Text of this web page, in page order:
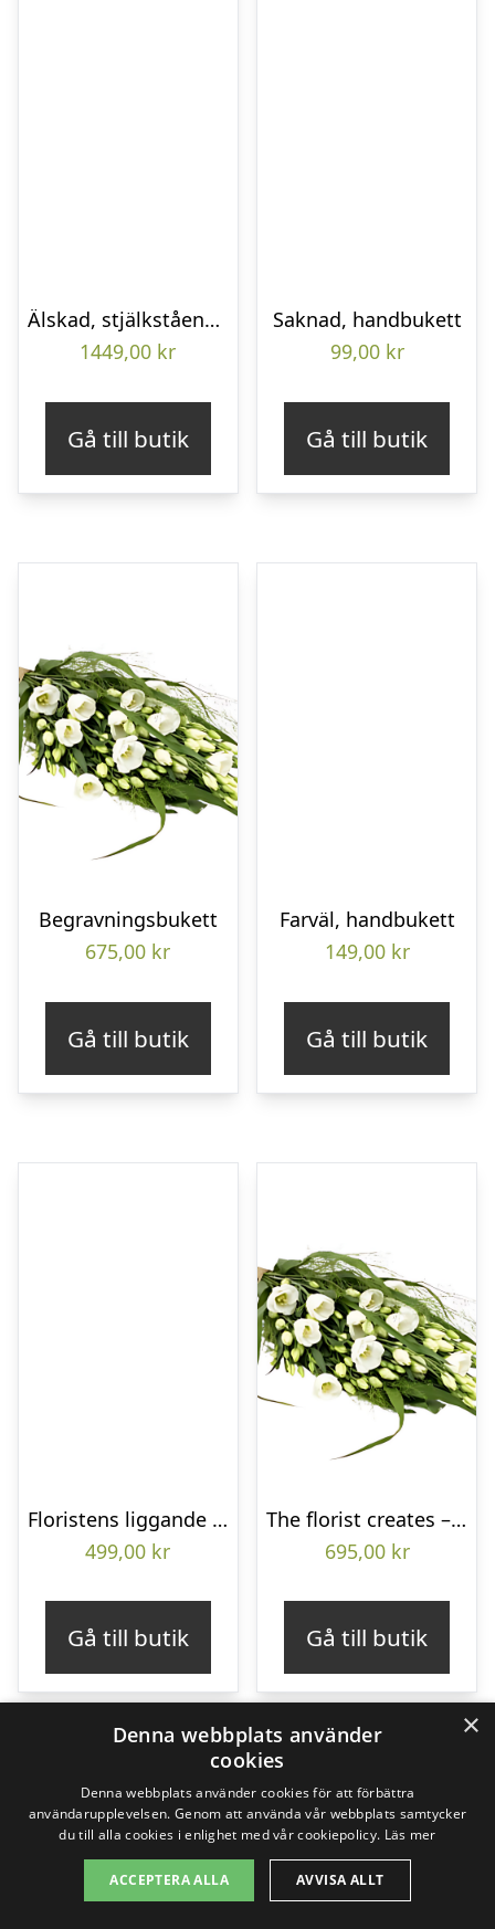
Älskad, stjälkstående bukett
1449,00 kr
Gå till butik
Saknad, handbukett
99,00 kr
Gå till butik
Begravningsbukett
675,00 kr
Gå till butik
Farväl, handbukett
149,00 kr
Gå till butik
Floristens liggande bukett
499,00 kr
Gå till butik
The florist creates – Funeral bouquet
695,00 kr
Gå till butik
×
Denna webbplats använder
cookies
Denna webbplats använder cookies för att förbättra
användarupplevelsen. Genom att använda vår webbplats samtycker
du till alla cookies i enlighet med vår cookiepolicy. Läs mer
ACCEPTERA ALLA AVVISA ALLT